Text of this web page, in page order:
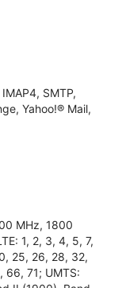
SMTP,
Yahoo!® Mail,
MHz, 1800
1, 2, 3, 4, 5, 7,
25, 26, 28, 32,
66, 71; UMTS: